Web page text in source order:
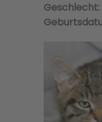
Geschlecht: